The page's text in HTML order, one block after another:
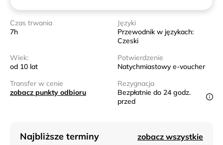
Czas trwania
7h
Języki
Przewodnik w językach:
Czeski
Wiek:
od 10 lat
Potwierdzenie
Natychmiastowy e-voucher
Transfer w cenie
zobacz punkty odbioru
Rezygnacja
Bezpłatnie do 24 godz.
przed
Najbliższe terminy zobacz wszystkie